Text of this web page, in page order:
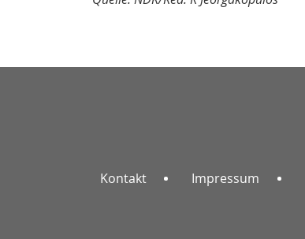
Kontakt Impressum